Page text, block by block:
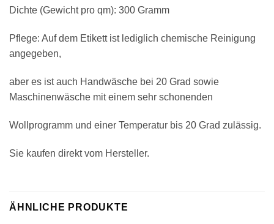
Dichte (Gewicht pro qm): 300 Gramm
Pflege: Auf dem Etikett ist lediglich chemische Reinigung
angegeben,
aber es ist auch Handwäsche bei 20 Grad sowie
Maschinenwäsche mit einem sehr schonenden
Wollprogramm und einer Temperatur bis 20 Grad zulässig.
Sie kaufen direkt vom Hersteller.
ÄHNLICHE PRODUKTE